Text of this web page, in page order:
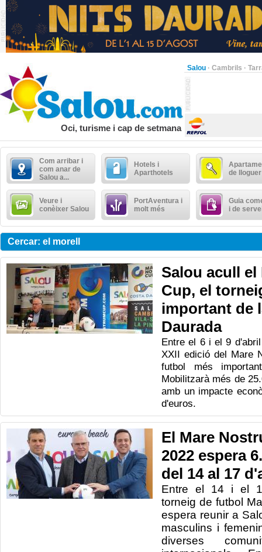
Salou · Cambrils ·
Oci, turisme i cap de setmana
Com arribar i
com anar de
Salou a...
Hotels i
Aparthotels
de lloguer
Veure i
conèixer Salou
PortAventura i
molt més
Guia
i de
Cercar: el morell
Salou acull
Cup, el
important de
Daurada
Entre el 6 i el 9
XXII edició del Mare
futbol més
Mobilitzarà més de
amb un impacte
d'euros.
El Mare
2022 espera
del 14 al 17
Entre el 14 i el
torneig de futbol
espera reunir a
masculins i
diverses